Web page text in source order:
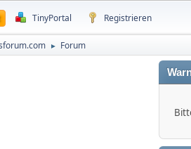
TinyPortal Registrieren
► Forum